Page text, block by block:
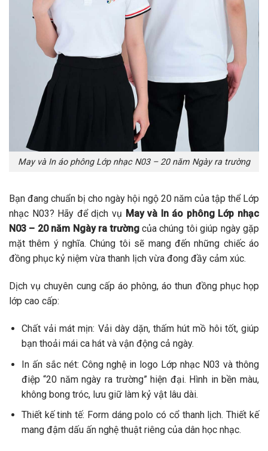
May và In áo phông Lớp nhạc N03 – 20 năm Ngày ra trường
Bạn đang chuẩn bị cho ngày hội ngộ 20 năm của tập thể Lớp
nhạc N03? Hãy để dịch vụ May và In áo phông Lớp nhạc
N03 – 20 năm Ngày ra trườngcủa chúng tôi giúp ngày gặp
mặt thêm ý nghĩa. Chúng tôi sẽ mang đến những chiếc áo
đồng phục kỷ niệm vừa thanh lịch vừa đong đầy cảm xúc.
Dịch vụ chuyên cung cấp áo phông, áo thun đồng phục họp
lớp cao cấp:
Chất vải mát mịn: Vải dày dặn, thấm hút mồ hôi tốt, giúp
bạn thoải mái ca hát và vận động cả ngày.
In ấn sắc nét: Công nghệ in logo Lớp nhạc N03 và thông
điệp “20 năm ngày ra trường” hiện đại. Hình in bền màu,
không bong tróc, lưu giữ làm kỷ vật lâu dài.
Thiết kế tinh tế: Form dáng polo có cổ thanh lịch. Thiết kế
mang đậm dấu ấn nghệ thuật riêng của dân học nhạc.